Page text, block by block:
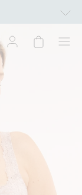
inngår i tilbudet tom.
ikke kombineres med